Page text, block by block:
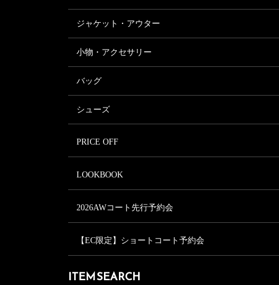
ニット・カーディガン
ノースリーブ・タンクトップ
ケープ
ジョガーパンツ
ショートパンツ
ワイドパンツ
デニムパンツ
オールインワン・サロペット
スカート一覧
プリーツスカート
タイトスカート
ジャケット・アウター
ジャケット・アウター一覧
ジャケット
ダウン
ロングカーディガン
ケープ
小物・アクセサリー
小物・アクセサリー一覧
香水
マフラー
スカーフ
帽子
グローブ
ネックレス
ピアス・イヤリング
ブレスレット
バッグ
バッグ一覧
ファーバッグ
シューズ
PRICE OFF
LOOKBOOK
2026AWコート先行予約会
【EC限定】ショートコート予約会
ITEM SEARCH